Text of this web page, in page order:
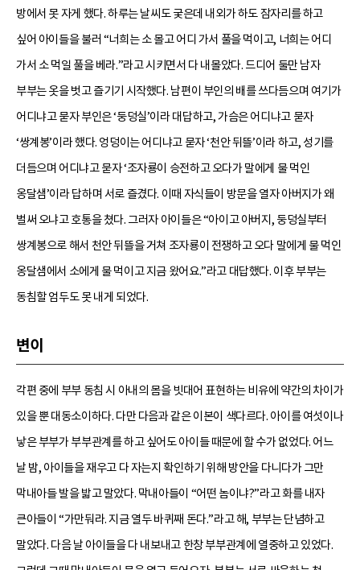
방에서 못 자게 했다. 하루는 날씨도 궂은데 내외가 하도 잠자리를 하고
싶어 아이들을 불러 “너희는 소 몰고 어디 가서 풀을 먹이고, 너희는 어디
가서 소 먹일 풀을 베라.”라고 시키면서 다 내몰았다. 드디어 둘만 남자
부부는 옷을 벗고 즐기기 시작했다. 남편이 부인의 배를 쓰다듬으며 여기가
어디냐고 묻자 부인은 ‘둥덩실’이라 대답하고, 가슴은 어디냐고 묻자
‘쌍계봉’이라 했다. 엉덩이는 어디냐고 묻자 ‘천안 뒤뜰’이라 하고, 성기를
더듬으며 어디냐고 묻자 ‘조자룡이 승전하고 오다가 말에게 물 먹인
옹달샘’이라 답하며 서로 즐겼다. 이때 자식들이 방문을 열자 아버지가 왜
벌써 오냐고 호통을 쳤다. 그러자 아이들은 “아이고 아버지, 둥덩실부터
쌍계봉으로 해서 천안 뒤뜰을 거쳐 조자룡이 전쟁하고 오다 말에게 물 먹인
옹달샘에서 소에게 물 먹이고 지금 왔어요.”라고 대답했다. 이후 부부는
동침할 엄두도 못 내게 되었다.
변이
각편 중에 부부 동침 시 아내의 몸을 빗대어 표현하는 비유에 약간의 차이가
있을 뿐 대동소이하다. 다만 다음과 같은 이본이 색다르다. 아이를 여섯이나
낳은 부부가 부부관계를 하고 싶어도 아이들 때문에 할 수가 없었다. 어느
날 밤, 아이들을 재우고 다 자는지 확인하기 위해 방안을 다니다가 그만
막내아들 발을 밟고 말았다. 막내아들이 “어떤 놈이냐?”라고 화를 내자
큰아들이 “가만둬라. 지금 열두 바퀴째 돈다.”라고 해, 부부는 단념하고
말았다. 다음 날 아이들을 다 내보내고 한창 부부관계에 열중하고 있었다.